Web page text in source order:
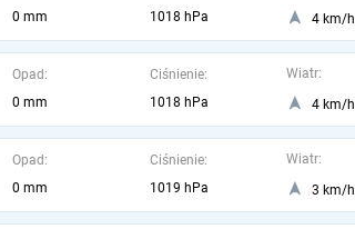
0 mm
1018 hPa
4 km/h
Opad:
0 mm
Ciśnienie:
1018 hPa
Wiatr:
4 km/h
Opad:
0 mm
Ciśnienie:
1019 hPa
Wiatr:
3 km/h